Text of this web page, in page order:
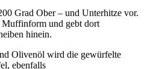
Grad Ober – und Unterhitze vor.
und gebt dort
hinein.
Olivenöl wird die gewürfelte
ebenfalls